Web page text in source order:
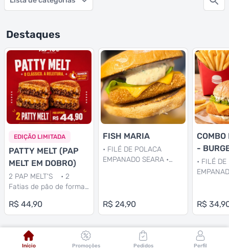
Destaques
EDIÇÃO LIMITADA
PATTY MELT (PAP
MELT EM DOBRO)
2 PAP MELT'S • 2
Fatias de pão de forma
carne fraldinha • 4 fatias
de queijo cheddar •
cebola caramelizada •
maionese de mostarda
de dijon
R$ 44,90
FISH MARIA
• FILÉ DE POLACA
EMPANADO SEARA •
ARTESANAL
R$ 24,90
-
- COCA
• FILÉ
• MOLHO
R$
QUEM SOMOS
Início Promoções Pedidos Perfil